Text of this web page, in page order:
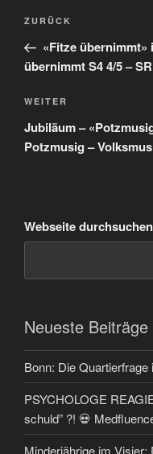
Beitragsnavigation
Vorheriger
Beitrag
ZURÜCK
«Fitze übernimmt»
übernimmt S4 4/5 –
Nächster
Beitrag
WEITER
Jubiläum –
Potzmusig –
Webseite durchsuchen
Neueste Beiträge
Bonn: Die
PSYCHOLOGE
schuld” ?! 💀
Minderjährige im